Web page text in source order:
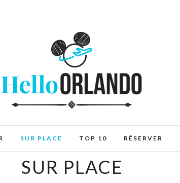
SUR PLACE TOP 10 RÉSERVER
SUR PLACE